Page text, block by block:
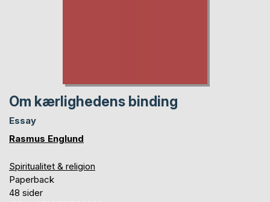
Om kærlighedens binding
Essay
Rasmus Englund
Spiritualitet & religion
Paperback
48 sider